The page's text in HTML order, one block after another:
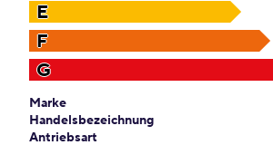
E
F
G
Marke
Handelsbezeichnung
Antriebsart